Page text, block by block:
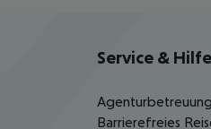
Service & Hilfe
Agenturbetreuung
Barrierefreies